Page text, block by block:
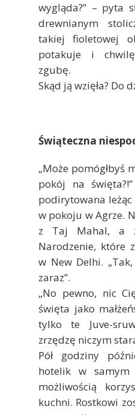
wygląda?” – pyta
drewnianym
takiej fioletowej
potakuje i
zgubę.
Skąd ją wzięła? Do
Świąteczna
„Może pomógłbyś
pokój na
podirytowana
w pokoju w Agrze.
z Taj Mahal, a
Narodzenie, które
w New Delhi.
zaraz”.
„No pewno, nic
święta jako
tylko te Juve-
zrzędzę niczym
Pół godziny
hotelik w
możliwością
kuchni. Rostkowi